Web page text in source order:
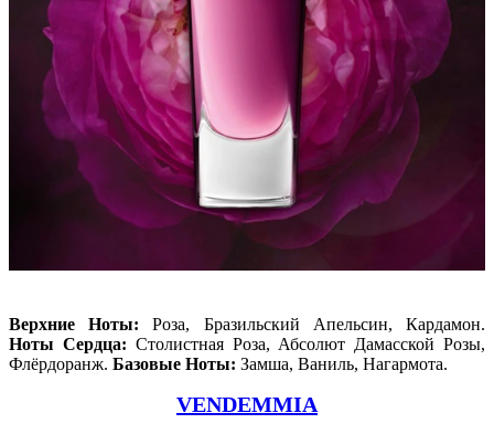
Верхние Ноты: Роза, Бразильский Апельсин, Кардамон.
Ноты Сердца: Столистная Роза, Абсолют Дамасской Розы,
Флёрдоранж. Базовые Ноты: Замша, Ваниль, Нагармота.
VENDEMMIA